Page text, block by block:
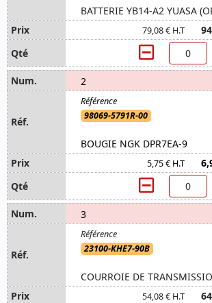
BATTERIE YB14-A2 YUASA
79,08 € H.T
2
98069-5791R-00
BOUGIE NGK DPR7EA-9
5,75 € H.T
3
23100-KHE7-90B
COURROIE DE
54,08 € H.T